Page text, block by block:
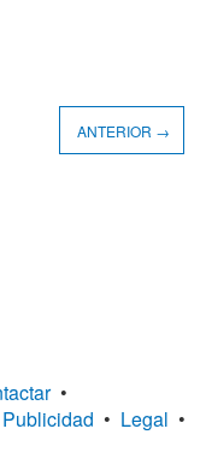
ANTERIOR →
•
Publicidad • Legal •